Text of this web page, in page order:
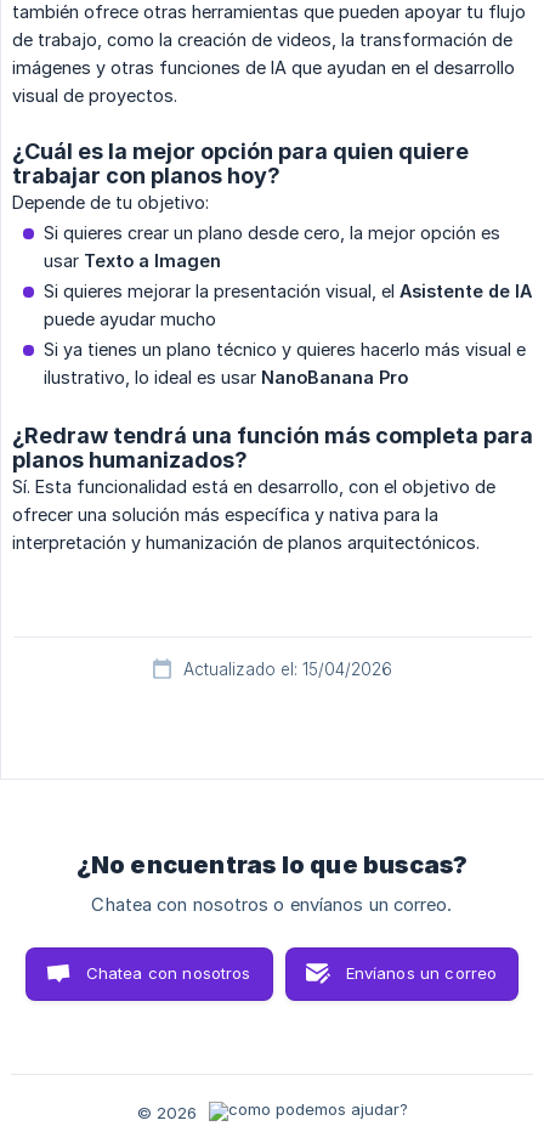
también ofrece otras herramientas que pueden apoyar tu flujo
de trabajo, como la creación de videos, la transformación de
imágenes y otras funciones de IA que ayudan en el desarrollo
visual de proyectos.
¿Cuál es la mejor opción para quien quiere
trabajar con planos hoy?
Depende de tu objetivo:
Si quieres crear un plano desde cero, la mejor opción es
usar Texto a Imagen
Si quieres mejorar la presentación visual, el Asistente de IA
puede ayudar mucho
Si ya tienes un plano técnico y quieres hacerlo más visual e
ilustrativo, lo ideal es usar NanoBanana Pro
¿Redraw tendrá una función más completa para
planos humanizados?
Sí. Esta funcionalidad está en desarrollo, con el objetivo de
ofrecer una solución más específica y nativa para la
interpretación y humanización de planos arquitectónicos.
Actualizado el: 15/04/2026
¿No encuentras lo que buscas?
Chatea con nosotros o envíanos un correo.
Chatea con nosotros Envíanos un correo
© 2026